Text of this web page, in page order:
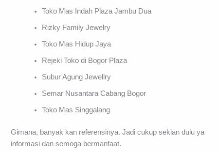
Toko Mas Indah Plaza Jambu Dua
Rizky Family Jewelry
Toko Mas Hidup Jaya
Rejeki Toko di Bogor Plaza
Subur Agung Jewellry
Semar Nusantara Cabang Bogor
Toko Mas Singgalang
Gimana, banyak kan referensinya. Jadi cukup sekian dulu ya
informasi dan semoga bermanfaat.